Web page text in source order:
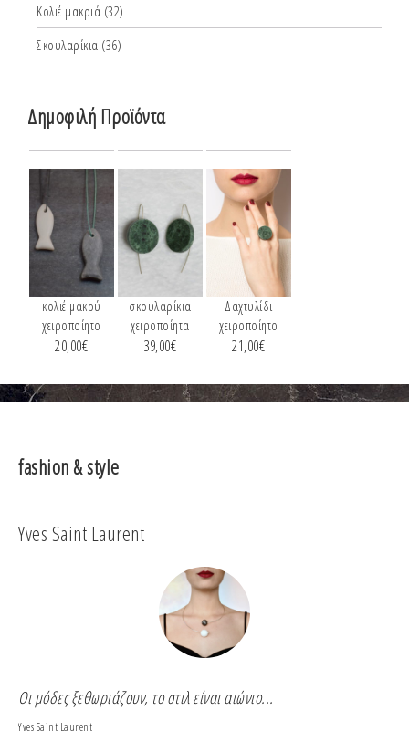
Κολιέ μακριά (32)
Σκουλαρίκια (36)
Δημοφιλή Προϊόντα
κολιέ μακρύ
χειροποίητο
20,00€
σκουλαρίκια
χειροποίητα
39,00€
Δαχτυλίδι
χειροποίητο
21,00€
fashion & style
Yves Saint Laurent
Οι μόδες ξεθωριάζουν, το στιλ είναι αιώνιο...
Yves Saint Laurent